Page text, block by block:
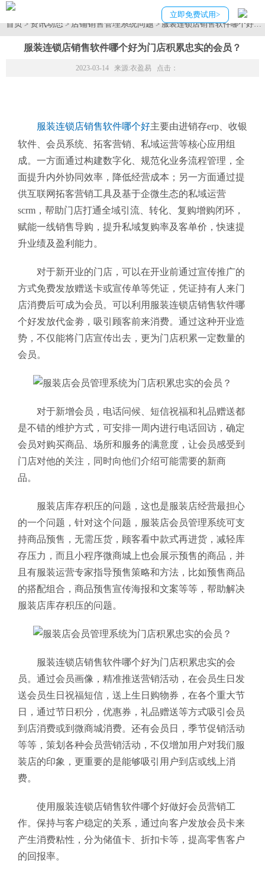
立即免费试用>
首页>资讯动态>店铺销售管理系统问题> 服装连锁店销售软件哪个好为
服装连锁店销售软件哪个好为门店积累忠实的会员？
2023-03-14 来源:衣盈易 点击：
服装连锁店销售软件哪个好主要由进销存erp、收银
软件、会员系统、拓客营销、私域运营等核心应用组
成。一方面通过构建数字化、规范化业务流程管理，全
面提升内外协同效率，降低经营成本；另一方面通过提
供互联网拓客营销工具及基于企微生态的私域运营
scrm，帮助门店打通全域引流、转化、复购增购闭环，
赋能一线销售导购，提升私域复购率及客单价，快速提
升业绩及盈利能力。
对于新开业的门店，可以在开业前通过宣传推广的
方式免费发放赠送卡或宣传单等凭证，凭证持有人来门
店消费后可成为会员。可以利用服装连锁店销售软件哪
个好发放代金劵，吸引顾客前来消费。通过这种开业造
势，不仅能将门店宣传出去，更为门店积累一定数量的
会员。
对于新增会员，电话问候、短信祝福和礼品赠送都
是不错的维护方式，可安排一周内进行电话回访，确定
会员对购买商品、场所和服务的满意度，让会员感受到
门店对他的关注，同时向他们介绍可能需要的新商
品。
服装店库存积压的问题，这也是服装店经营最担心
的一个问题，针对这个问题，服装店会员管理系统可支
持商品预售，无需压货，顾客看中款式再进货，减轻库
存压力，而且小程序微商城上也会展示预售的商品，并
且有服装运营专家指导预售策略和方法，比如预售商品
的搭配组合，商品预售宣传海报和文案等等，帮助解决
服装店库存积压的问题。
服装连锁店销售软件哪个好为门店积累忠实的会
员。通过会员画像，精准推送营销活动，在会员生日发
送会员生日祝福短信，送上生日购物券，在各个重大节
日，通过节日积分，优惠券，礼品赠送等方式吸引会员
到店消费或到微商城消费。还有会员日，季节促销活动
等等，策划各种会员营销活动，不仅增加用户对我们服
装店的印象，更重要的是能够吸引用户到店或线上消
费。
使用服装连锁店销售软件哪个好做好会员营销工
作。保持与客户稳定的关系，通过向客户发放会员卡来
产生消费粘性，分为储值卡、折扣卡等，提高零售客户
的回报率。